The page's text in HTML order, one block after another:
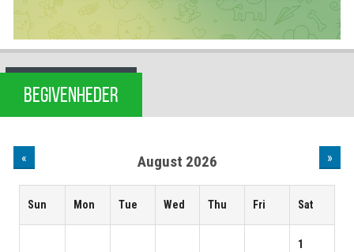
BEGIVENHEDER
« August 2026 »
Sun Mon Tue Wed Thu Fri Sat
1